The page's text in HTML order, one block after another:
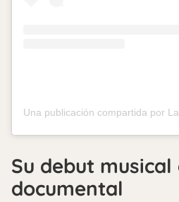
Su debut musical
documental